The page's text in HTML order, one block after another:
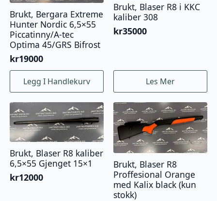
Brukt, Bergara Extreme
Hunter Nordic 6,5×55
Piccatinny/A-tec
Optima 45/GRS Bifrost
kr19000
Legg I Handlekurv
Brukt, Blaser R8 i KKC
kaliber 308
kr35000
Les Mer
Brukt, Blaser R8 kaliber
6,5×55 Gjenget 15×1
kr12000
Brukt, Blaser R8
Proffesional Orange
med Kalix black (kun
stokk)